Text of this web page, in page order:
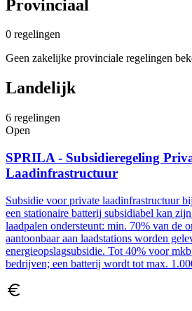
Provinciaal
0 regelingen
Geen zakelijke provinciale regelingen
Landelijk
6 regelingen
Open
SPRILA - Subsidieregeling
Laadinfrastructuur
Subsidie voor private laadinfrastructuur
een stationaire batterij subsidiabel kan
laadpalen ondersteunt: min. 70% van de
aantoonbaar aan laadstations worden
energieopslagsubsidie. Tot 40% voor
bedrijven; een batterij wordt tot max.